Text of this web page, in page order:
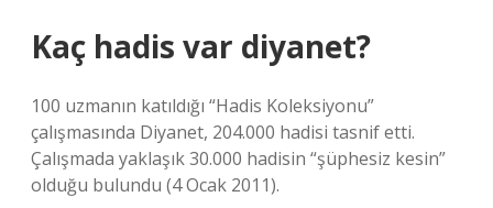
Kaç hadis var diyanet?
100 uzmanın katıldığı “Hadis Koleksiyonu”
çalışmasında Diyanet, 204.000 hadisi tasnif etti.
Çalışmada yaklaşık 30.000 hadisin “şüphesiz kesin”
olduğu bulundu (4 Ocak 2011).